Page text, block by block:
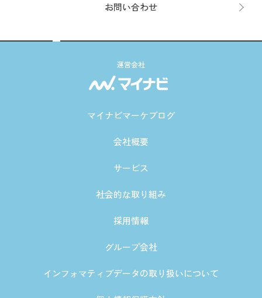
お問い合わせ
運営会社
マイナビマーケブログ
会社概要
サービス
社会的な取り組み
採用情報
グループ会社
インフォマティブデータの取り扱いについて